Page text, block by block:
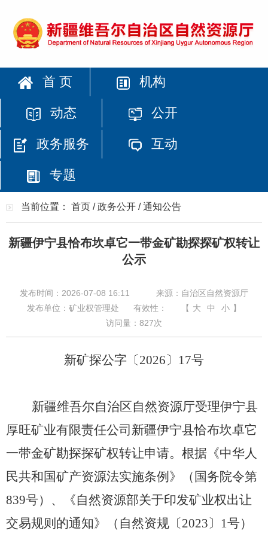
首 页 机构
动态 公开
政务服务 互动
专题
当前位置： 首页 /政务公开 /通知公告
新疆伊宁县恰布坎卓它一带金矿勘探探矿权转让
公示
发布时间：2026-07-08 16:11
来源：自治区自然资源厅
发布单位：矿业权管理处
有效性： 【 大 中 小 】
访问量： 827次
新矿探公字〔2026〕 17号
新疆维吾尔自治区自然资源厅受理伊宁县
厚旺矿业有限责任公司新疆伊宁县恰布坎卓它
一带金矿勘探探矿权转让申请。根据《中华人
民共和国矿产资源法实施条例 》（国务院令第
839号）、《自然资源部关于印发矿业权出让
交易规则的通知》
（自然资规〔2023〕1号）